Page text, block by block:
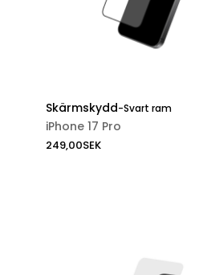
Skärmskydd-Svart ram
iPhone 17 Pro
249,00SEK